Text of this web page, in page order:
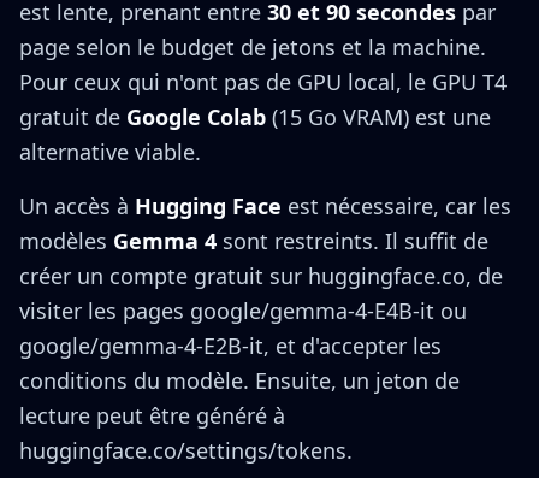
est lente, prenant entre 30 et 90 secondes par
page selon le budget de jetons et la machine.
Pour ceux qui n'ont pas de GPU local, le GPU T4
gratuit de Google Colab (15 Go VRAM) est une
alternative viable.
Un accès à Hugging Face est nécessaire, car les
modèles Gemma 4 sont restreints. Il suffit de
créer un compte gratuit sur huggingface.co, de
visiter les pages google/gemma-4-E4B-it ou
google/gemma-4-E2B-it, et d'accepter les
conditions du modèle. Ensuite, un jeton de
lecture peut être généré à
huggingface.co/settings/tokens.